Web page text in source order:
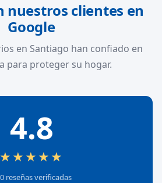
nuestros clientes en
Google
en Santiago han confiado en
para proteger su hogar.
4.8
★★★★★
reseñas verificadas